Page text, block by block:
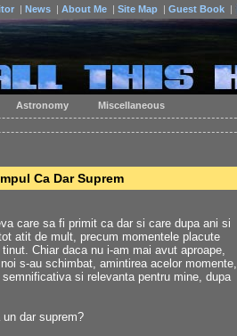
| News | About Me | Site Map | Guest Book |
Ca Dar Suprem
care sa fi primit ca dar si care dupa ani si
atit de mult, precum momentele placute
Chiar daca nu i-am mai avut aproape,
s-au schimbat, amintirea acelor momente,
si relevanta pentru mine, dupa
dar suprem?
Astronomy Miscellaneous